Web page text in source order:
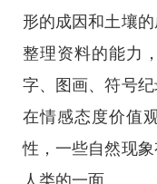
形的成因和土壤
整理资料的能力
字、图画、符号
在情感态度价值
性，一些自然现
人类的一面。